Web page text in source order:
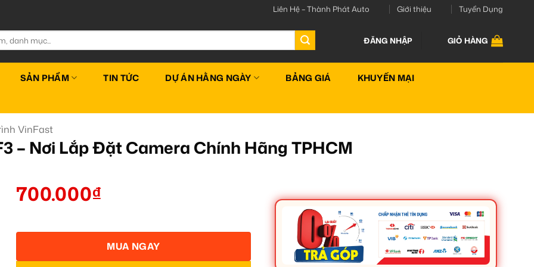
Liên Hệ – Thành Phát Auto Giới thiệu Tuyển Dụng
ĐĂNG NHẬP GIỎ HÀNG
SẢN PHẨM TIN TỨC DỰ ÁN HẰNG NGÀY BẢNG GIÁ KHUYẾN MẠI
VinFast
– Nơi Lắp Đặt Camera Chính Hãng TPHCM
700.000₫
MUA NGAY